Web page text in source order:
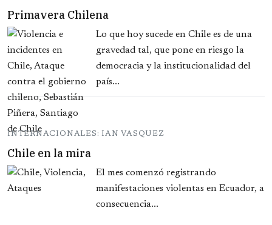
Primavera Chilena
Lo que hoy sucede en Chile es de una
gravedad tal, que pone en riesgo la
democracia y la institucionalidad del
país...
INTERNACIONALES: IAN VASQUEZ
Chile en la mira
El mes comenzó registrando
manifestaciones violentas en Ecuador, a
consecuencia...